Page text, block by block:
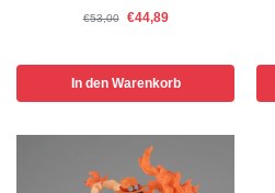
€53,00 €44,89
In den Warenkorb